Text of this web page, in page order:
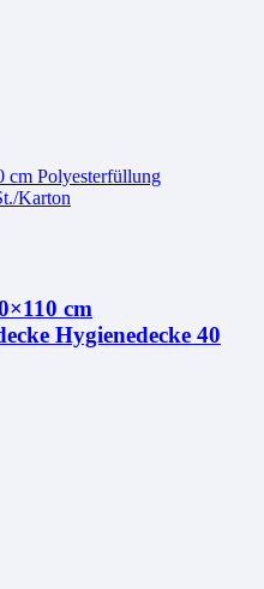
cm
Hygienedecke 40